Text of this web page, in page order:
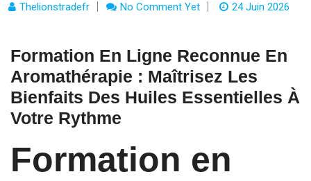
Thelionstradefr No Comment Yet 24 Juin 2026
Formation En Ligne Reconnue En
Aromathérapie : Maîtrisez Les
Bienfaits Des Huiles Essentielles À
Votre Rythme
Formation en